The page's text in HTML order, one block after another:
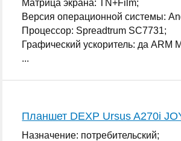
Матрица экрана: TN+Film;
Версия операционной системы:
Процессор: Spreadtrum SC7731;
Графический ускоритель: да ARM
...
Планшет DEXP Ursus A270i
Назначение: потребительский;